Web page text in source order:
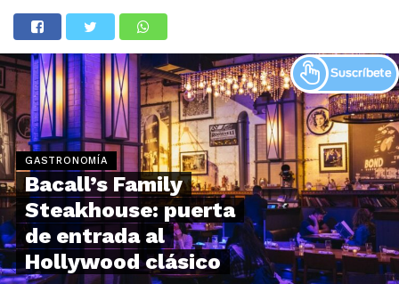
GASTRONOMÍA
Bacall’s Family
Steakhouse: puerta
de entrada al
Hollywood clásico